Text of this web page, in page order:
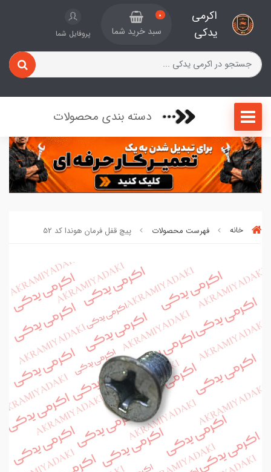
اکرمی
یدکی
0
سبد خرید شما پروفایل شما
دسته بندی محصولات
خانه فهرست محصولات پیچ قفل فرمان هوندا کد 52